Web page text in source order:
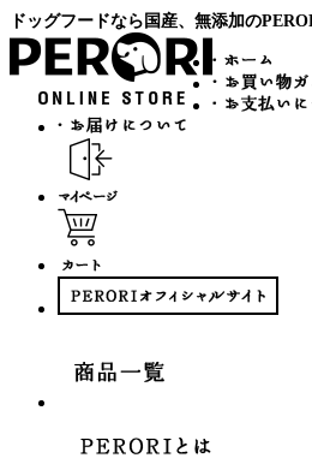
ドッグフードなら国産、無添加の